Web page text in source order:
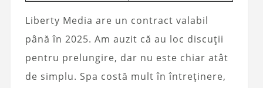
Liberty Media are un contract valabil
până în 2025. Am auzit că au loc discuții
pentru prelungire, dar nu este chiar atât
de simplu. Spa costă mult în întreținere,